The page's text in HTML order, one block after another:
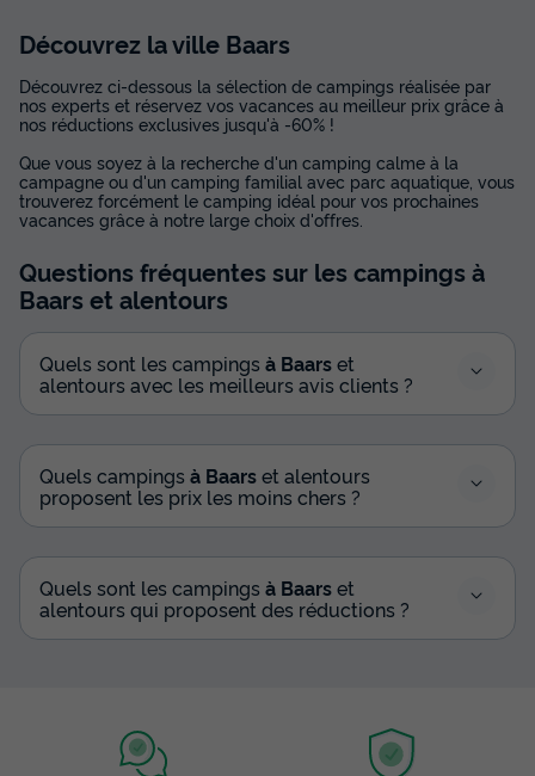
Découvrez la ville Baars
Découvrez ci-dessous la sélection de campings réalisée par
nos experts et réservez vos vacances au meilleur prix grâce à
nos réductions exclusives jusqu'à -60% !
Que vous soyez à la recherche d'un camping calme à la
campagne ou d'un camping familial avec parc aquatique, vous
trouverez forcément le camping idéal pour vos prochaines
vacances grâce à notre large choix d'offres.
Questions fréquentes sur les campings à
Baars et alentours
Quels sont les campings à Baarset
alentours avec les meilleurs avis clients ?
Quels campings à Baarset alentours
proposent les prix les moins chers ?
Quels sont les campings à Baarset
alentours qui proposent des réductions ?